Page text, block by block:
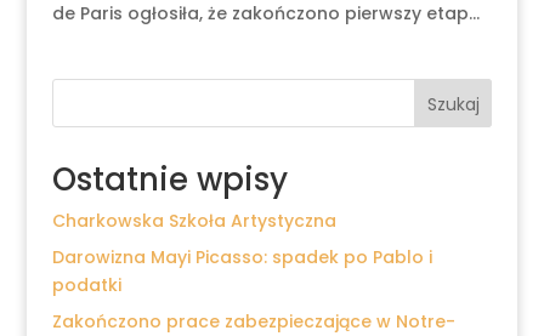
de Paris ogłosiła, że zakończono pierwszy etap...
Szukaj
Ostatnie wpisy
Charkowska Szkoła Artystyczna
Darowizna Mayi Picasso: spadek po Pablo i
podatki
Zakończono prace zabezpieczające w Notre-